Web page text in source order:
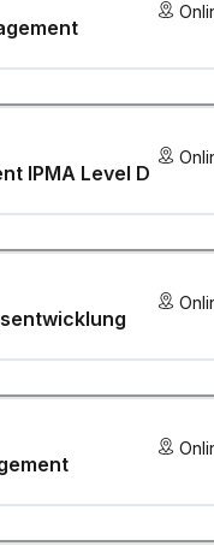
IPMA Level D